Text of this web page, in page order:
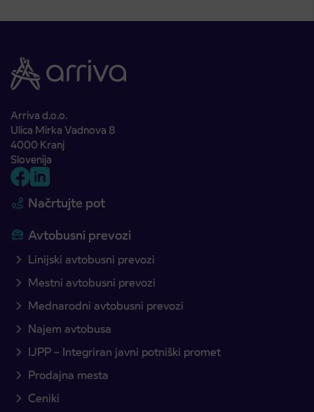
Arriva d.o.o.
Ulica Mirka Vadnova 8
4000 Kranj
Slovenija
Načrtujte pot
Avtobusni prevozi
Linijski avtobusni prevozi
Mestni avtobusni prevozi
Mednarodni avtobusni prevozi
Najem avtobusa
IJPP – Integriran javni potniški promet
Prodajna mesta
Ceniki